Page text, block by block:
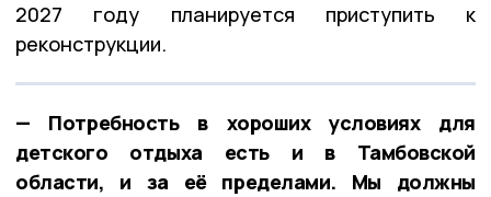
2027 году планируется приступить к
реконструкции.
— Потребность в хороших условиях для
детского отдыха есть и в Тамбовской
области, и за её пределами. Мы должны